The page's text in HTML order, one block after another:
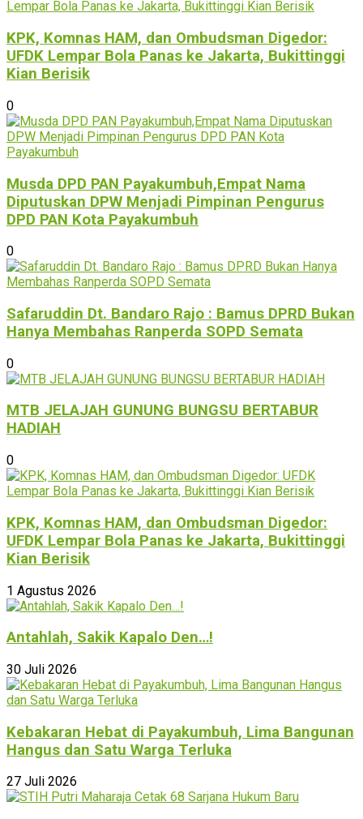
KPK, Komnas HAM, dan Ombudsman Digedor:
UFDK Lempar Bola Panas ke Jakarta, Bukittinggi
Kian Berisik
0
Musda DPD PAN Payakumbuh,Empat Nama
Diputuskan DPW Menjadi Pimpinan Pengurus
DPD PAN Kota Payakumbuh
0
Safaruddin Dt. Bandaro Rajo : Bamus DPRD Bukan
Hanya Membahas Ranperda SOPD Semata
0
MTB JELAJAH GUNUNG BUNGSU BERTABUR
HADIAH
0
KPK, Komnas HAM, dan Ombudsman Digedor:
UFDK Lempar Bola Panas ke Jakarta, Bukittinggi
Kian Berisik
1 Agustus 2026
Antahlah, Sakik Kapalo Den…!
30 Juli 2026
Kebakaran Hebat di Payakumbuh, Lima Bangunan
Hangus dan Satu Warga Terluka
27 Juli 2026